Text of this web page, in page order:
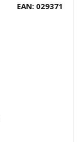
EAN: 029371